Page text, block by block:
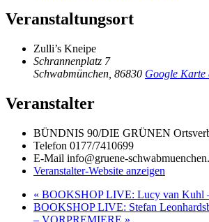
Veranstaltungsort
Zulli’s Kneipe
Schrannenplatz 7
Schwabmünchen 86830 Google Karte
Veranstalter
BÜNDNIS 90/DIE GRÜNEN
Telefon 0177/7410699
E-Mail info@gruene-
Veranstalter-Website anzeigen
« BOOKSHOP LIVE: Lucy van Kuhl
BOOKSHOP LIVE: Stefan
– VORPREMIERE »